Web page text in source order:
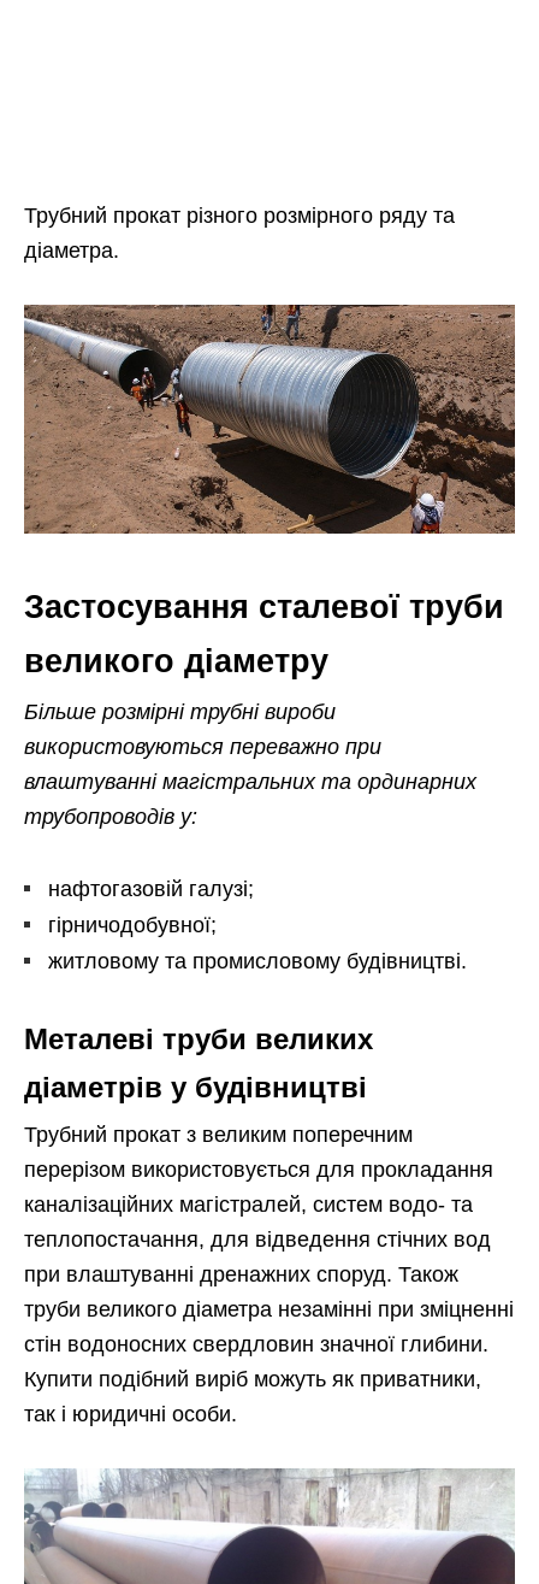
Трубний прокат різного розмірного ряду та
діаметра.
Застосування сталевої труби
великого діаметру
Більше розмірні трубні вироби
використовуються переважно при
влаштуванні магістральних та ординарних
трубопроводів у:
нафтогазовій галузі;
гірничодобувної;
житловому та промисловому будівництві.
Металеві труби великих
діаметрів у будівництві
Трубний прокат з великим поперечним
перерізом використовується для прокладання
каналізаційних магістралей, систем водо- та
теплопостачання, для відведення стічних вод
при влаштуванні дренажних споруд. Також
труби великого діаметра незамінні при зміцненні
стін водоносних свердловин значної глибини.
Купити подібний виріб можуть як приватники,
так і юридичні особи.